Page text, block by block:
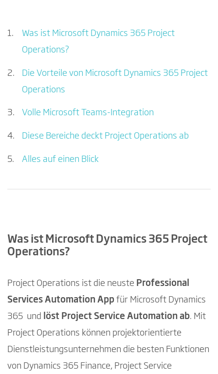
Was ist Microsoft Dynamics 365 Project
Operations?
Die Vorteile von Microsoft Dynamics 365 Project
Operations
Volle Microsoft Teams-Integration
Diese Bereiche deckt Project Operations ab
Alles auf einen Blick
Was ist Microsoft Dynamics 365 Project
Operations?
Project Operations ist die neuste Professional
Services Automation App für Microsoft Dynamics
365 und
löst Project Service Automation ab. Mit
Project Operations können projektorientierte
Dienstleistungsunternehmen die besten Funktionen
von Dynamics 365 Finance, Project Service